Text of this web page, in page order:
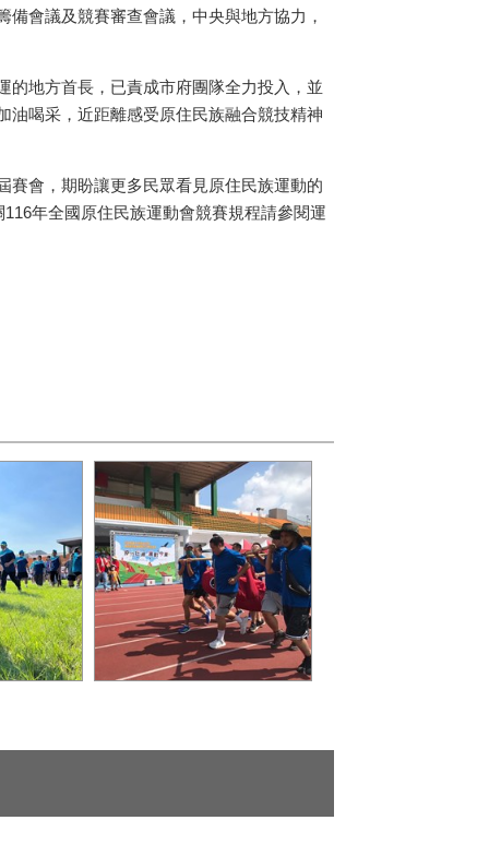
會議及競賽審查會議，中央與地方協力，
的地方首長，已責成市府團隊全力投入，並
油喝采，近距離感受原住民族融合競技精神
賽會，期盼讓更多民眾看見原住民族運動的
年全國原住民族運動會競賽規程請參閱運